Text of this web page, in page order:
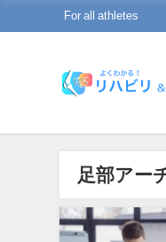
For all athletes
足部アー